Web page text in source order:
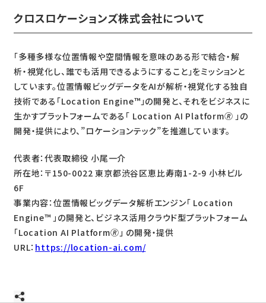
クロスロケーションズ株式会社について
「多種多様な位置情報や空間情報を意味のある形で結合・解
析・視覚化し、誰でも活用できるようにすること」をミッションと
しています。位置情報ビッグデータをAIが解析・視覚化する独自
技術である「Location Engine™️」の開発と、それをビジネスに
生かすプラットフォームである「 Location AI Platform🄬 」の
開発・提供により、”ロケーションテック”を推進しています。
代表者：代表取締役 小尾一介
所在地：〒150-0022 東京都渋谷区恵比寿南1-2-9 小林ビル
6F
事業内容：位置情報ビッグデータ解析エンジン「 Location
Engine™️ 」の開発と、ビジネス活用クラウド型プラットフォーム
「Location AI Platform🄬」 の開発・提供
URL： https://location-ai.com/